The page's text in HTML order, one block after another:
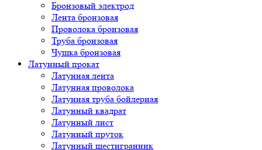
Бронзовый электрод
Лента бронзовая
Проволока бронзовая
Труба бронзовая
Чушка бронзовая
Латунный прокат
Латунная лента
Латунная проволока
Латунная труба бойлерная
Латунный квадрат
Латунный лист
Латунный пруток
Латунный шестигранник